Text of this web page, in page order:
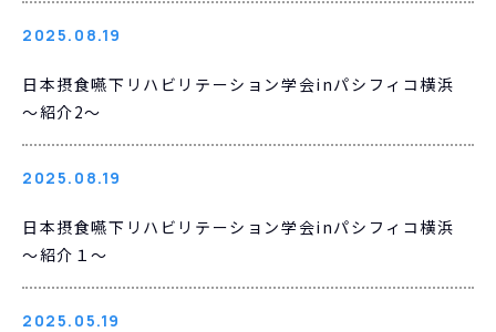
2025.08.19
日本摂食嚥下リハビリテーション学会inパシフィコ横浜
～紹介2～
2025.08.19
日本摂食嚥下リハビリテーション学会inパシフィコ横浜
～紹介１～
2025.05.19